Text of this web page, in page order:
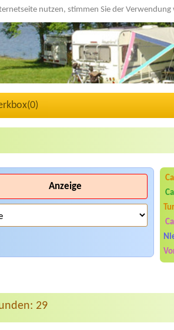
nutzen, stimmen Sie der Verwendung
0)
Anzeige
29